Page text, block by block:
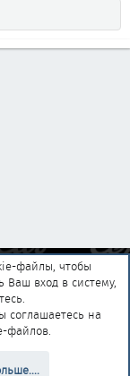
R
файлы, чтобы
Ваш вход в систему,
соглашаетесь на
файлов.